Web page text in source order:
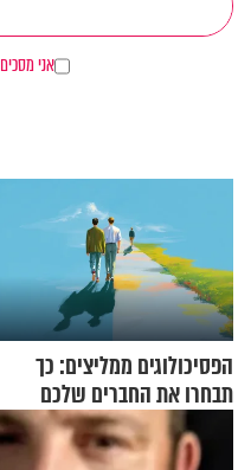
אני מסכים
הפסיכולוגים ממליצים: כך
תבחרו את החברים שלכם
בחיים